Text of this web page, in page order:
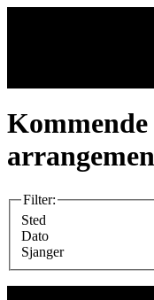
Filter:
Sted
Dato
Sjanger